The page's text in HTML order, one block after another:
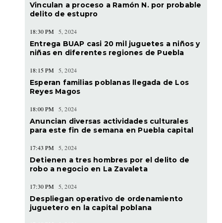
Vinculan a proceso a Ramón N. por probable
delito de estupro
18:30 PM 5, 2024
Entrega BUAP casi 20 mil juguetes a niños y
niñas en diferentes regiones de Puebla
18:15 PM 5, 2024
Esperan familias poblanas llegada de Los
Reyes Magos
18:00 PM 5, 2024
Anuncian diversas actividades culturales
para este fin de semana en Puebla capital
17:43 PM 5, 2024
Detienen a tres hombres por el delito de
robo a negocio en La Zavaleta
17:30 PM 5, 2024
Despliegan operativo de ordenamiento
juguetero en la capital poblana